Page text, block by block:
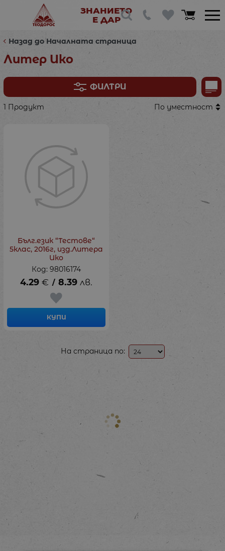
ЗНАНИЕТО
Е ДАР
Назад до Началната страница
Литер Ико
ФИЛТРИ
1 Продукт По уместност
Бълг.език “Тестове“
5клас, 2016г, изд.Литера
Ико
Код: 98016174
4.29 € / 8.39 лв.
КУПИ
На страница по: